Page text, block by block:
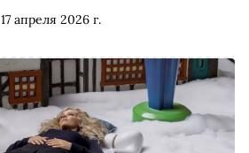
17 апреля 2026 г.